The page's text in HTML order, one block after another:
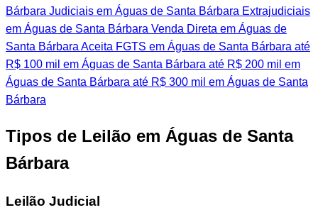
Bárbara Judiciais em Águas de Santa Bárbara Extrajudiciais
em Águas de Santa Bárbara Venda Direta em Águas de
Santa Bárbara Aceita FGTS em Águas de Santa Bárbara até
R$ 100 mil em Águas de Santa Bárbara até R$ 200 mil em
Águas de Santa Bárbara até R$ 300 mil em Águas de Santa
Bárbara
Tipos de Leilão em Águas de Santa
Bárbara
Leilão Judicial